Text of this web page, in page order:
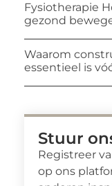
Fysiotherapie
gezond
Waarom
essentieel is
Stuur
Registreer
op ons